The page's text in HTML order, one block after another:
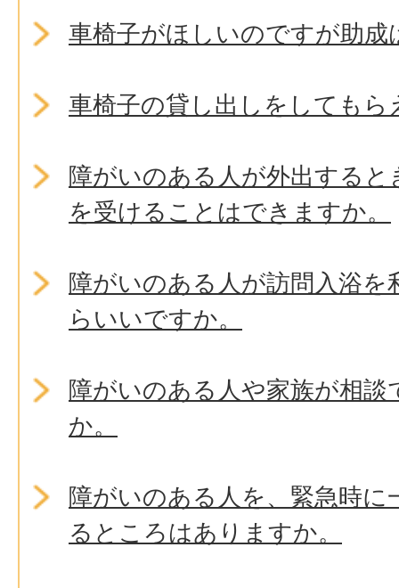
車椅子がほしいのですが助成
車椅子の貸し出しをしてもら
障がいのある人が外出する
を受けることはできますか。
障がいのある人が訪問入浴
らいいですか。
障がいのある人や家族が相
か。
障がいのある人を、緊急時
るところはありますか。